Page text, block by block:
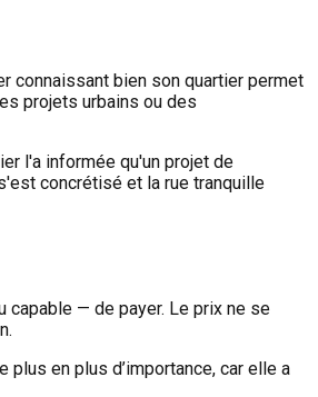
connaissant bien son quartier permet
projets urbains ou des
l'a informée qu'un projet de
concrétisé et la rue tranquille
capable — de payer. Le prix ne se
plus en plus d’importance, car elle a